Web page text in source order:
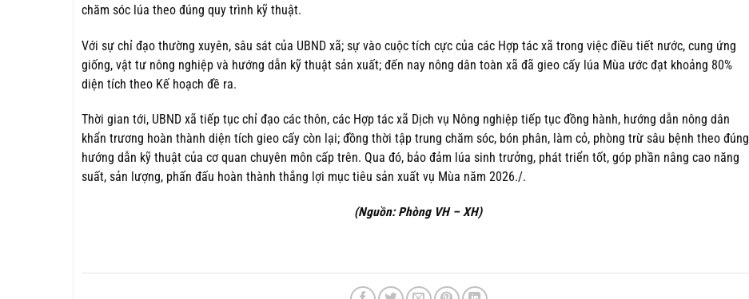
chăm sóc lúa theo đúng quy trình kỹ thuật.
Với sự chỉ đạo thường xuyên, sâu sát của UBND xã; sự vào cuộc tích cực của các Hợp tác xã trong việc điều tiết nước, cung ứng
giống, vật tư nông nghiệp và hướng dẫn kỹ thuật sản xuất; đến nay nông dân toàn xã đã gieo cấy lúa Mùa ước đạt khoảng 80%
diện tích theo Kế hoạch đề ra.
Thời gian tới, UBND xã tiếp tục chỉ đạo các thôn, các Hợp tác xã Dịch vụ Nông nghiệp tiếp tục đồng hành, hướng dẫn nông dân
khẩn trương hoàn thành diện tích gieo cấy còn lại; đồng thời tập trung chăm sóc, bón phân, làm cỏ, phòng trừ sâu bệnh theo đúng
hướng dẫn kỹ thuật của cơ quan chuyên môn cấp trên. Qua đó, bảo đảm lúa sinh trưởng, phát triển tốt, góp phần nâng cao năng
suất, sản lượng, phấn đấu hoàn thành thắng lợi mục tiêu sản xuất vụ Mùa năm 2026./.
(Nguồn: Phòng VH – XH)